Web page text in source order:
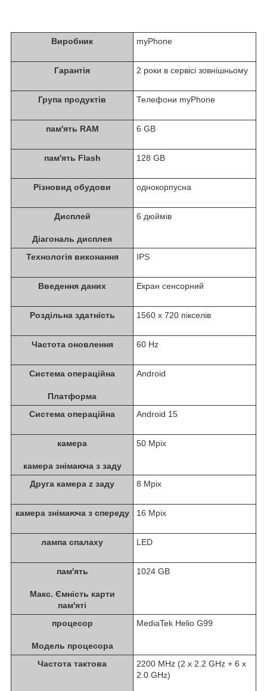
Виробник myPhone
Гарантія 2 роки в сервісі зовнішньому
Група продуктів Телефони myPhone
пам'ять RAM 6 GB
пам'ять Flash 128 GB
Різновид обудови однокорпусна
Дисплей
Діагональ дисплея
6 дюймів
Технологія виконання IPS
Введення даних Екран сенсорний
Роздільна здатність 1560 x 720 пікселів
Частота оновлення 60 Hz
Система операційна
Платформа
Android
Система операційна Android 15
камера
камера знімаюча з заду
50 Mpix
Друга камера z заду 8 Mpix
камера знімаюча з спереду 16 Mpix
лампа спалаху LED
пам'ять
Макс. Ємність карти
пам'яті
1024 GB
процесор
Модель процесора
MediaTek Helio G99
Частота тактова
2200 MHz (2 x 2.2 GHz + 6 x
2.0 GHz)